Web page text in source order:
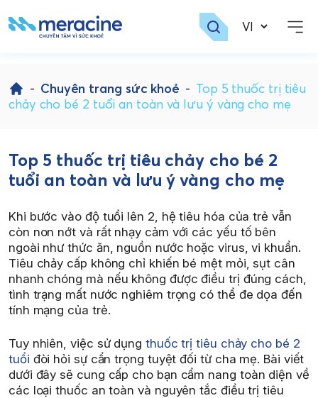
to
content
- Chuyên trang sức khoẻ - Top 5 thuốc trị tiêu
chảy cho bé 2 tuổi an toàn và lưu ý vàng cho mẹ
Top 5 thuốc trị tiêu chảy cho bé 2
tuổi an toàn và lưu ý vàng cho mẹ
Khi bước vào độ tuổi lên 2, hệ tiêu hóa của trẻ vẫn
còn non nớt và rất nhạy cảm với các yếu tố bên
ngoài như thức ăn, nguồn nước hoặc virus, vi khuẩn.
Tiêu chảy cấp không chỉ khiến bé mệt mỏi, sụt cân
nhanh chóng mà nếu không được điều trị đúng cách,
tình trạng mất nước nghiêm trọng có thể đe dọa đến
tính mạng của trẻ.
Tuy nhiên, việc sử dụng thuốc trị tiêu chảy cho bé 2
tuổi đòi hỏi sự cẩn trọng tuyệt đối từ cha mẹ. Bài viết
dưới đây sẽ cung cấp cho bạn cẩm nang toàn diện về
các loại thuốc an toàn và nguyên tắc điều trị tiêu